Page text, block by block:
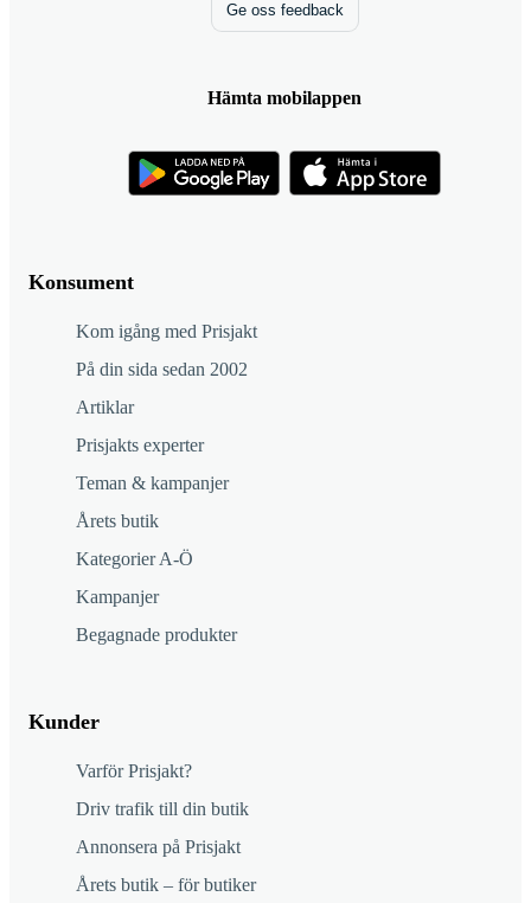
Konsument
Kom igång med Prisjakt
På din sida sedan 2002
Artiklar
Prisjakts experter
Teman & kampanjer
Årets butik
Kategorier A-Ö
Kampanjer
Begagnade produkter
Kunder
Varför Prisjakt?
Driv trafik till din butik
Annonsera på Prisjakt
Årets butik – för butiker
Ge oss feedback
Hämta mobilappen